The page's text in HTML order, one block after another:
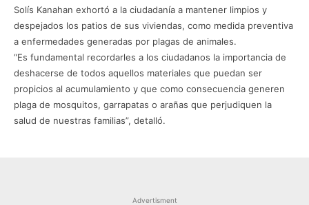
Solís Kanahan exhortó a la ciudadanía a mantener limpios y
despejados los patios de sus viviendas, como medida preventiva
a enfermedades generadas por plagas de animales.
“Es fundamental recordarles a los ciudadanos la importancia de
deshacerse de todos aquellos materiales que puedan ser
propicios al acumulamiento y que como consecuencia generen
plaga de mosquitos, garrapatas o arañas que perjudiquen la
salud de nuestras familias”, detalló.
Advertisment